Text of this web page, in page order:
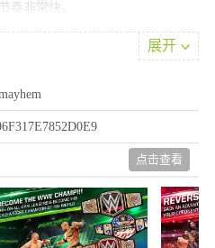
奏非常快。
绝招。
动作之旅吧。从 BRAWLER,
TECHNICIAN, WILDCARD &
超级巨星。每种都有独特的
与其他冠军加入双打对决吧。游
事，例如 Monday Night RAW,
展开
点击查看